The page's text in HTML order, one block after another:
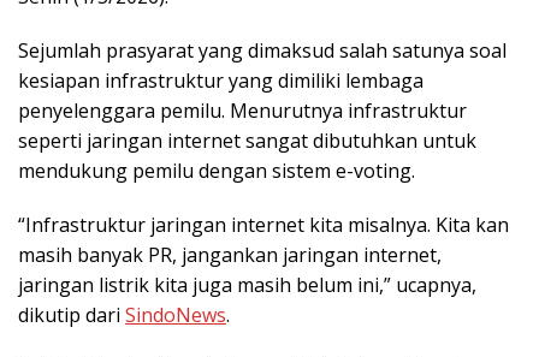
Sejumlah prasyarat yang dimaksud salah satunya soal
kesiapan infrastruktur yang dimiliki lembaga
penyelenggara pemilu. Menurutnya infrastruktur
seperti jaringan internet sangat dibutuhkan untuk
mendukung pemilu dengan sistem e-voting.
“Infrastruktur jaringan internet kita misalnya. Kita kan
masih banyak PR, jangankan jaringan internet,
jaringan listrik kita juga masih belum ini,” ucapnya,
dikutip dari SindoNews.